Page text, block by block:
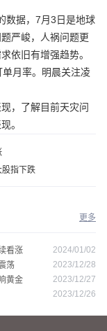
据，7月3日是地球
严峻，人祸问题更
依旧有增强趋势。
月率。明晨关注凌
，了解目前天灾问
。
指下跌
更多
看涨
2024/01/02
荡
2023/12/28
黄金
2023/12/27
2023/12/26